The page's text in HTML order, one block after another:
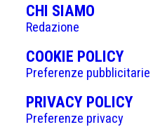
CHI SIAMO
Redazione
COOKIE POLICY(APRE
IN
UNA
NUOVA
Preferenze pubblicitarie
PRIVACY POLICY
Preferenze privacy